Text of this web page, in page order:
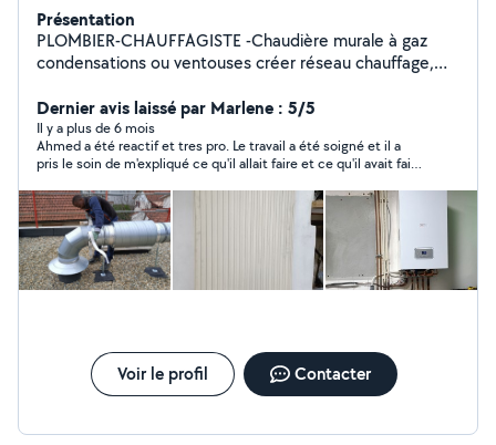
Présentation
PLOMBIER-CHAUFFAGISTE -Chaudière murale à gaz
condensations ou ventouses créer réseau chauffage,
salle de bain pose des WC, Lavabo, Évier, chauffe-eau
électrique et thermodynamique... DÉPANNAGE
Plomberie : fuites, débouchage... Chauffage
désembouage remplacement des radiateurs, robinet
Depart et Retour...
Dernier avis laissé par Marlene : 5/5
Il y a plus de 6 mois
Ahmed a été reactif et tres pro. Le travail a été soigné et il a
pris le soin de m'expliqué ce qu'il allait faire et ce qu'il avait fait.
Voir le profil Contacter